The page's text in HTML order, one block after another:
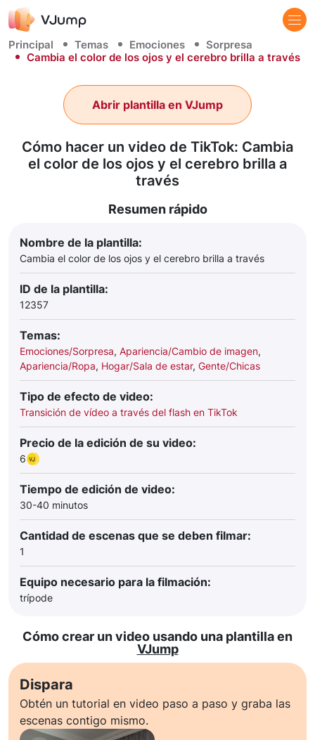
Principal Temas Emociones
Sorpresa
Cambia el color de los ojos y el cerebro brilla a través
Cómo hacer un video de TikTok: Cambia
el color de los ojos y el cerebro brilla a
través
Abrir plantilla en VJump
Resumen rápido
Nombre de la plantilla:
Cambia el color de los ojos y el cerebro brilla a través
ID de la plantilla:
12357
Temas:
Emociones/Sorpresa, Apariencia/Cambio de imagen,
Apariencia/Ropa, Hogar/Sala de estar, Gente/Chicas
Tipo de efecto de video:
Transición de vídeo a través del flash en TikTok
Precio de la edición de su video:
6
Tiempo de edición de video:
30-40 minutos
Cantidad de escenas que se deben filmar:
1
Equipo necesario para la filmación:
trípode
Cómo crear un video usando una plantilla en
VJump
Dispara
Obtén un tutorial en video paso a paso y graba las
escenas contigo mismo.